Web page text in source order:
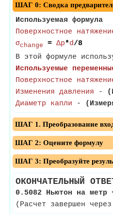
ШАГ 0: Сводка
Используемая формула
Поверхностное
σchange = Δp*d/8
В этой формуле
Используемые
Поверхностное
Изменения давления -
Диаметр капли -
ШАГ 1. Преобразование
ШАГ 2: Оцените формулу
ШАГ 3: Преобразуйте
ОКОНЧАТЕЛЬНЫЙ
0.5082 Ньютон на метр
(Расчет завершен